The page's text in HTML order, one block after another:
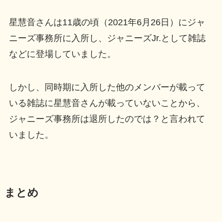
星慧音さんは11歳の頃（2021年6月26日）にジャ
ニーズ事務所に入所し、ジャニーズJr.として雑誌
などに登場していました。
しかし、同時期に入所した他のメンバーが載って
いる雑誌に星慧音さんが載っていないことから、
ジャニーズ事務所は退所したのでは？と言われて
いました。
まとめ